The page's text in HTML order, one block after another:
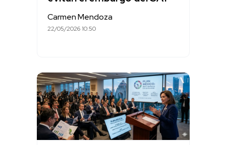
Carmen Mendoza
22/05/2026 10:50